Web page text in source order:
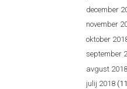
december
november
oktober
september
avgust 2018
julij 2018